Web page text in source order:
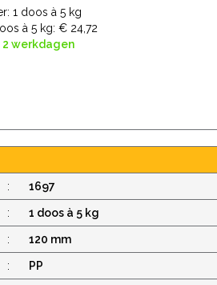
1 doos à 5 kg
à 5 kg: € 24,72
werkdagen
: 1697
: 1 doos à 5 kg
: 120 mm
: PP